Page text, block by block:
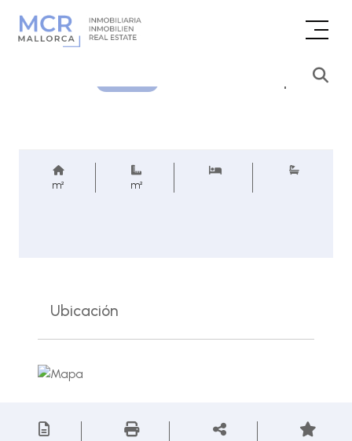
Consultar precio
m² m²
Ubicación